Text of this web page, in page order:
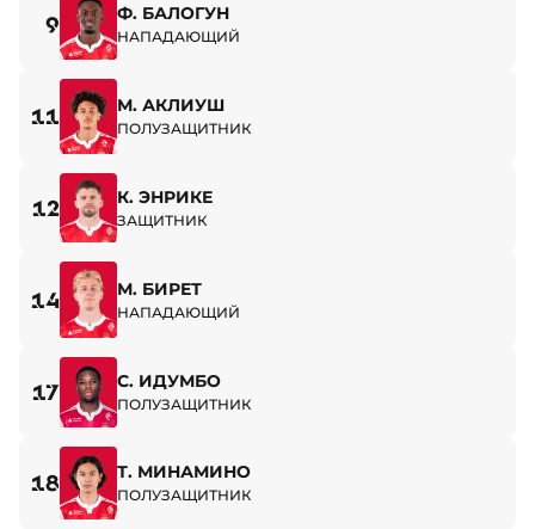
9 Ф. БАЛОГУН
НАПАДАЮЩИЙ
11 М. АКЛИУШ
ПОЛУЗАЩИТНИК
12 К. ЭНРИКЕ
ЗАЩИТНИК
14 М. БИРЕТ
НАПАДАЮЩИЙ
17 С. ИДУМБО
ПОЛУЗАЩИТНИК
18 Т. МИНАМИНО
ПОЛУЗАЩИТНИК